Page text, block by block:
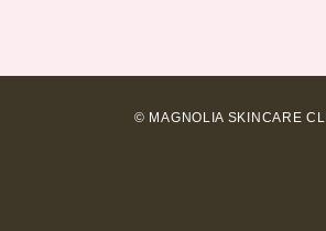
© MAGNOLIA SKINCARE